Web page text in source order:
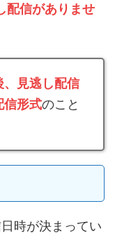
配信がありませ
、見逃し配信
信形式のこと
時が決まってい